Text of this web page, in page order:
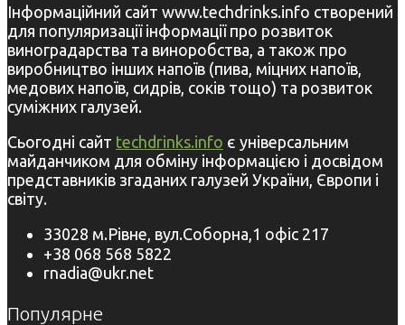
Інформаційний сайт www.techdrinks.info створений
для популяризації інформації про розвиток
виноградарства та виноробства, а також про
виробництво інших напоїв (пива, міцних напоїв,
медових напоїв, сидрів, соків тощо) та розвиток
суміжних галузей.
Сьогодні сайт techdrinks.info є універсальним
майданчиком для обміну інформацією і досвідом
представників згаданих галузей України, Європи і
світу.
33028 м.Рівне, вул.Соборна,1 офіс 217
+38 068 568 5822
rnadia@ukr.net
Популярне